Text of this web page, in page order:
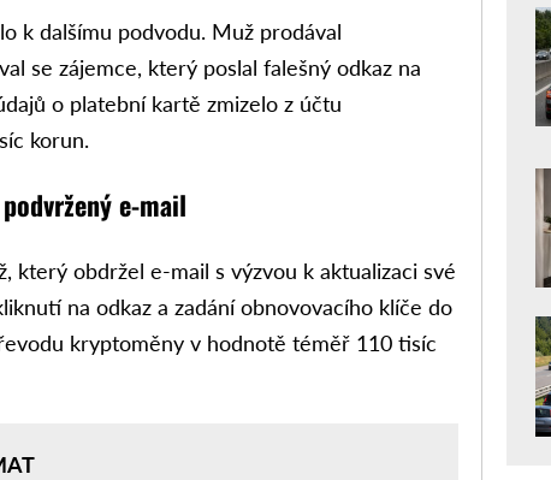
k dalšímu podvodu. Muž prodával
se zájemce, který poslal falešný odkaz na
o platební kartě zmizelo z účtu
korun.
e-mail
který obdržel e-mail s výzvou k aktualizaci své
na odkaz a zadání obnovovacího klíče do
kryptoměny v hodnotě téměř 110 tisíc